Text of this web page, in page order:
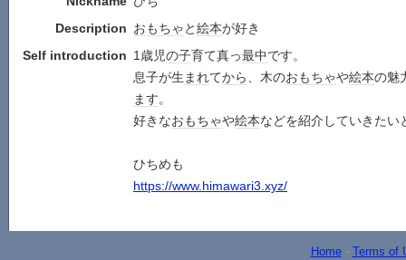
Description おもちゃと絵本が好き
Self introduction 1歳児の子育て真っ最中です。
息子が生まれてから、木のおもちゃや絵本の魅
ます。
好きなおもちゃや絵本などを紹介していきたい
ひちめも
https://www.himawari3.xyz/
Home- Terms of